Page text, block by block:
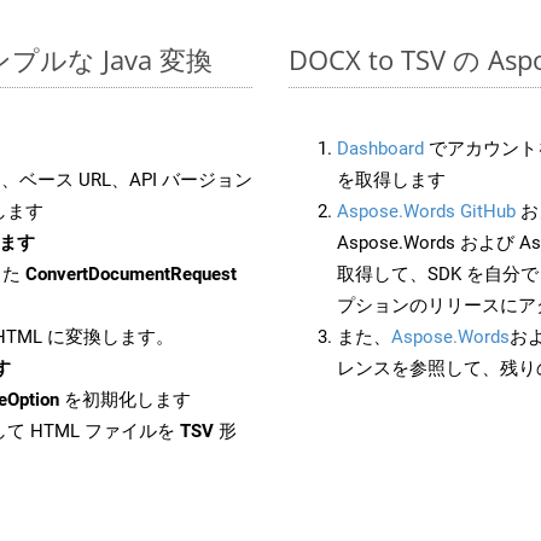
プルな Java 変換
ベース URL、API バージョン
ます
す
ConvertDocumentRequest
に変換します。
を初期化します
HTML ファイルを TSV 形
DOCX to TSV の
Dashboard でアカウン
を取得します
Aspose.Words GitHub
Aspose.Words および
取得して、SDK を自分
プションのリリースに
また、 Aspose.Wordsお
レンスを参照して、残